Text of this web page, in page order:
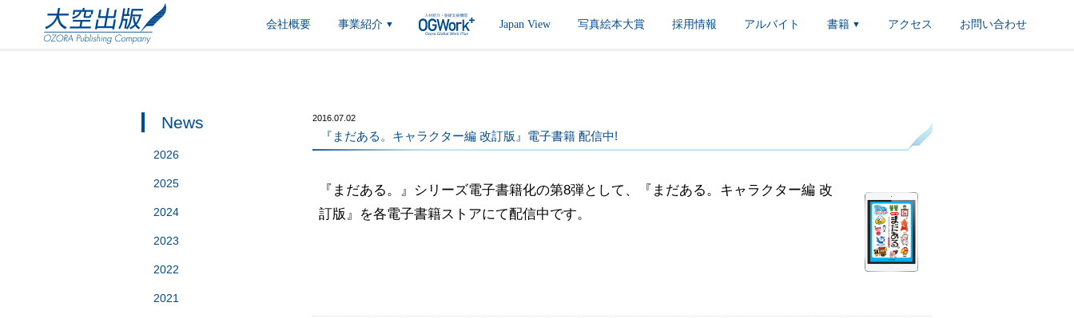
会社概要 事業紹介 ▼ Japan View 写真絵本大賞 採用情報 アルバイト 書籍 ▼ アクセス お問い合わせ
2016.07.02
『まだある。キャラクター編 改訂版』電子書籍 配信中!
『まだある。』シリーズ電子書籍化の第8弾として、『まだある。キャラクター編 改
訂版』を各電子書籍ストアにて配信中です。
News
2026
2025
2024
2023
2022
2021